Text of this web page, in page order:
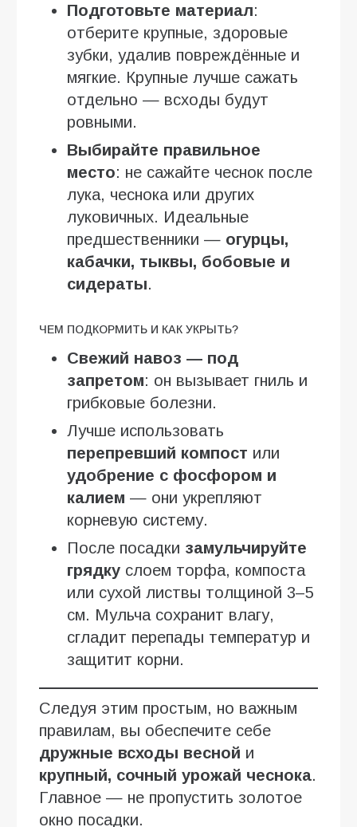
Подготовьте материал:
отберите крупные, здоровые
зубки, удалив повреждённые и
мягкие. Крупные лучше сажать
отдельно — всходы будут
ровными.
Выбирайте правильное
место: не сажайте чеснок после
лука, чеснока или других
луковичных. Идеальные
предшественники — огурцы,
кабачки, тыквы, бобовые и
сидераты.
ЧЕМ ПОДКОРМИТЬ И КАК УКРЫТЬ?
Свежий навоз — под
запретом: он вызывает гниль и
грибковые болезни.
Лучше использовать
перепревший компост или
удобрение с фосфором и
калием — они укрепляют
корневую систему.
После посадки замульчируйте
грядку слоем торфа, компоста
или сухой листвы толщиной 3–5
см. Мульча сохранит влагу,
сгладит перепады температур и
защитит корни.
Следуя этим простым, но важным
правилам, вы обеспечите себе
дружные всходы весной и
крупный, сочный урожай чеснока.
Главное — не пропустить золотое
окно посадки.